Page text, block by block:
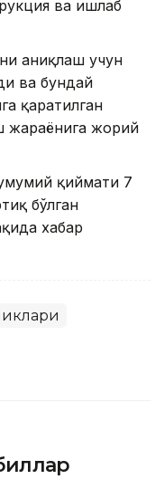
ва ишлаб
аниқлаш учун
ва бундай
қаратилган
жараёнига жорий
қиймати 7
бўлган
хабар